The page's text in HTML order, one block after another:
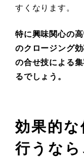
すくなります。
特に興味関心の
のクロージング
の合せ技による
るでしょう。
効果的な
行うなら